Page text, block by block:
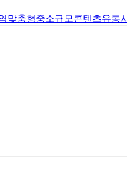
맞춤형중소규모콘텐츠유통